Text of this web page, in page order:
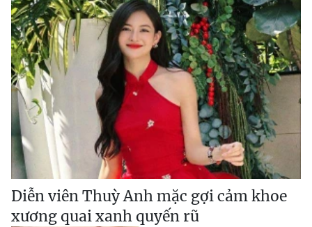
Diễn viên Thuỳ Anh mặc gợi cảm khoe
xương quai xanh quyến rũ